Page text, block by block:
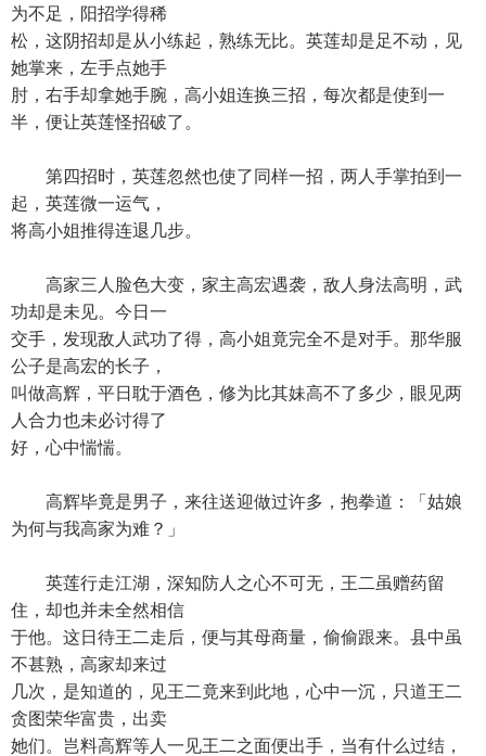
为不足，阳招学得稀
松，这阴招却是从小练起，熟练无比。英莲却是足不动，见
她掌来，左手点她手
肘，右手却拿她手腕，高小姐连换三招，每次都是使到一
半，便让英莲怪招破了。
第四招时，英莲忽然也使了同样一招，两人手掌拍到一
起，英莲微一运气，
将高小姐推得连退几步。
高家三人脸色大变，家主高宏遇袭，敌人身法高明，武
功却是未见。今日一
交手，发现敌人武功了得，高小姐竟完全不是对手。那华服
公子是高宏的长子，
叫做高辉，平日耽于酒色，修为比其妹高不了多少，眼见两
人合力也未必讨得了
好，心中惴惴。
高辉毕竟是男子，来往送迎做过许多，抱拳道：「姑娘
为何与我高家为难？」
英莲行走江湖，深知防人之心不可无，王二虽赠药留
住，却也并未全然相信
于他。这日待王二走后，便与其母商量，偷偷跟来。县中虽
不甚熟，高家却来过
几次，是知道的，见王二竟来到此地，心中一沉，只道王二
贪图荣华富贵，出卖
她们。岂料高辉等人一见王二之面便出手，当有什么过结，